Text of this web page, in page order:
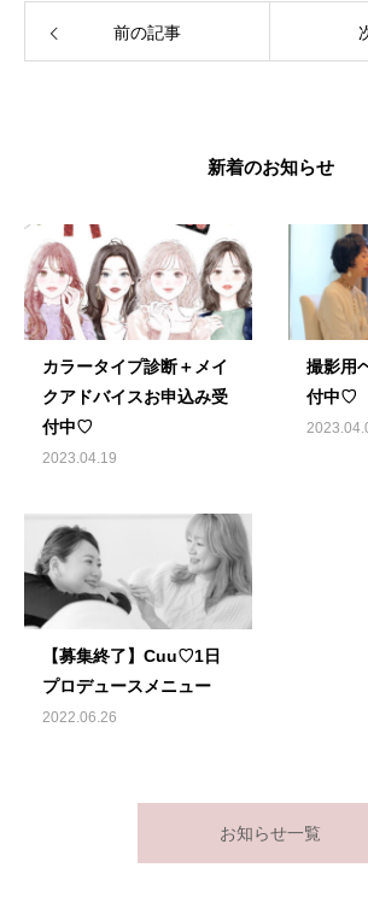
前の記事
新着のお知らせ
カラータイプ診断＋メイ
クアドバイスお申込み受
付中♡
2023.04.19
撮影用
付中♡
【募集終了】Cuu♡1日
プロデュースメニュー
2022.06.26
お知らせ一覧